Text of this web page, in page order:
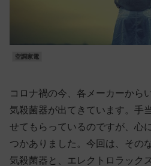
空調家電
コロナ禍の今、各メーカーから
気殺菌器が出てきています。手
せてもらっているのですが、心
つかありました。今回は、その
気殺菌器と、エレクトロラック